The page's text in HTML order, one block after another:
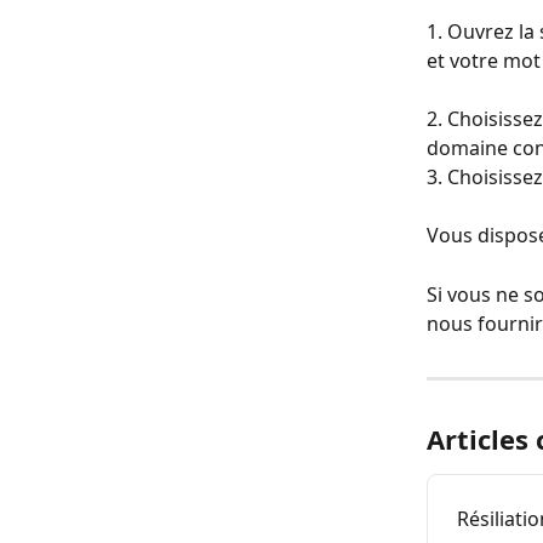
1. Ouvrez
et votre
2.
domaine
3.
Vous
Si vous ne
nous
Articles